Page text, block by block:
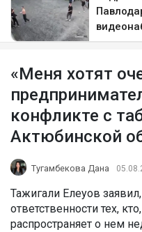
«Меня хотят
конфликте с
Актюбинской
Тугамбекова Дана
Тажигали Елеуов
ответственности тех,
распространяет о нем